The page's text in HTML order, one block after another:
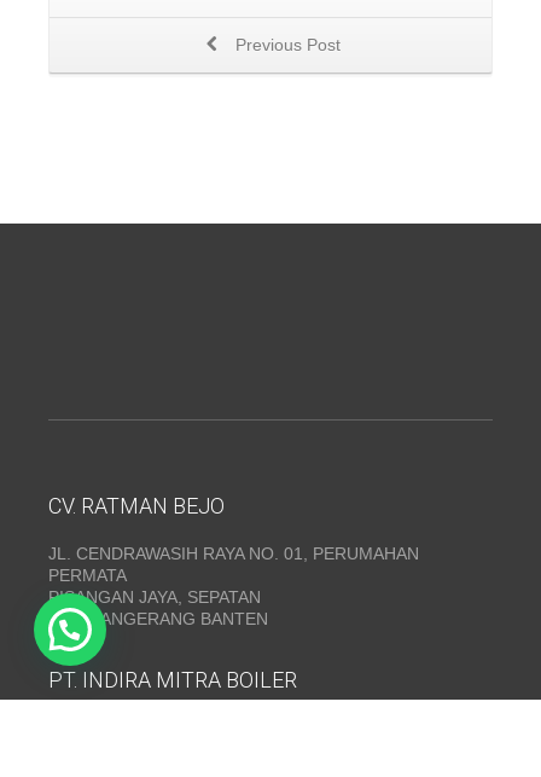
Previous Post
CV. RATMAN BEJO
JL. CENDRAWASIH RAYA NO. 01, PERUMAHAN
PERMATA
PISANGAN JAYA, SEPATAN
KAB. TANGERANG BANTEN
PT. INDIRA MITRA BOILER